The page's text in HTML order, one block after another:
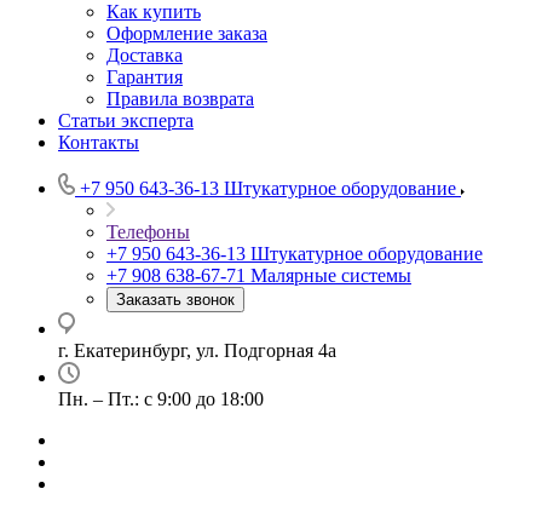
Как купить
Оформление заказа
Доставка
Гарантия
Правила возврата
Статьи эксперта
Контакты
+7 950 643-36-13 Штукатурное оборудование
Телефоны
+7 950 643-36-13 Штукатурное оборудование
+7 908 638-67-71 Малярные системы
Заказать звонок
г. Екатеринбург, ул. Подгорная 4а
Пн. – Пт.: с 9:00 до 18:00